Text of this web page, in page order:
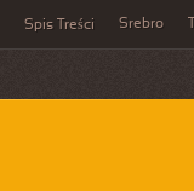
Spis Treści Srebro